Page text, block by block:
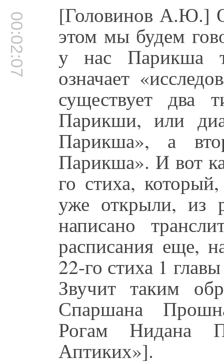
00:02:07 [Головинов А.Ю.]
этом мы будем
у нас Парикша
означает
существует два
Парикши, или
Парикша», а
Парикша». И вот
го стиха,
уже открыли, из
написано
расписания еще,
22-го стиха 1
Звучит таким
Спаршана
Рогам Нидана
Аптиких»].